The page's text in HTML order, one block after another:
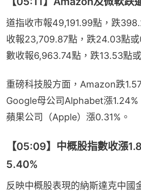
道指收市報49,191.99點，跌
收報23,709.87點，跌24.03點
數收報6,963.74點，跌13.53點或
重磅科技股方面，Amazon跌
Google母公司Alphabet漲1.24%
蘋果公司（Apple）漲0.31%。
【05:09】中概股指數收漲
5.40%
反映中概股表現的納斯達克中國